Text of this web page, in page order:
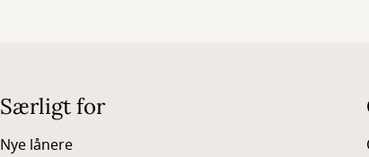
Særligt for
Nye lånere